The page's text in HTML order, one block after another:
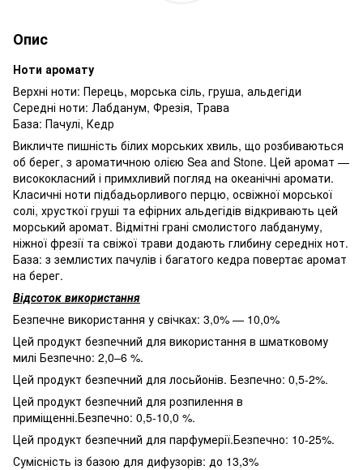
Опис
Ноти аромату
Верхні ноти: Перець, морська сіль, груша, альдегіди
Середні ноти: Лабданум, Фрезія, Трава
База: Пачулі, Кедр
Викличте пишність білих морських хвиль, що розбиваються
об берег, з ароматичною олією Sea and Stone. Цей аромат —
висококласний і примхливий погляд на океанічні аромати.
Класичні ноти підбадьорливого перцю, освіжної морської
солі, хрусткої груші та ефірних альдегідів відкривають цей
морський аромат. Відмітні грані смолистого лабдануму,
ніжної фрезії та свіжої трави додають глибину середніх нот.
База: з землистих пачулів і багатого кедра повертає аромат
на берег.
Відсоток використання
Безпечне використання у свічках: 3,0% — 10,0%
Цей продукт безпечний для використання в шматковому
милі Безпечно: 2,0–6 %.
Цей продукт безпечний для лосьйонів. Безпечно: 0,5-2%.
Цей продукт безпечний для розпилення в
приміщенні.Безпечно: 0,5-10,0 %.
Цей продукт безпечний для парфумерії.Безпечно: 10-25%.
Сумісність із базою для дифузорів: до 13,3%